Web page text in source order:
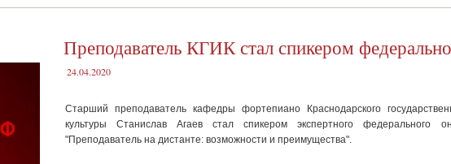
Преподаватель КГИК стал спикером
24.04.2020
Старший преподаватель кафедры фортепиано Краснодарского
культуры Станислав Агаев стал спикером экспертного федерального
"Преподаватель на дистанте: возможности и преимущества".